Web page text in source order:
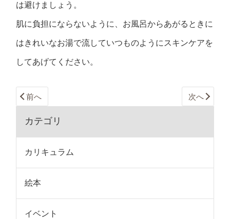
は避けましょう。
肌に負担にならないように、お風呂からあがるときに
はきれいなお湯で流していつものようにスキンケアを
してあげてください。
前へ 次へ
カテゴリ
カリキュラム
絵本
イベント